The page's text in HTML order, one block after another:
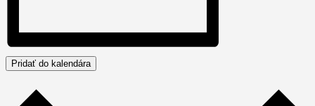
Pridať do kalendára